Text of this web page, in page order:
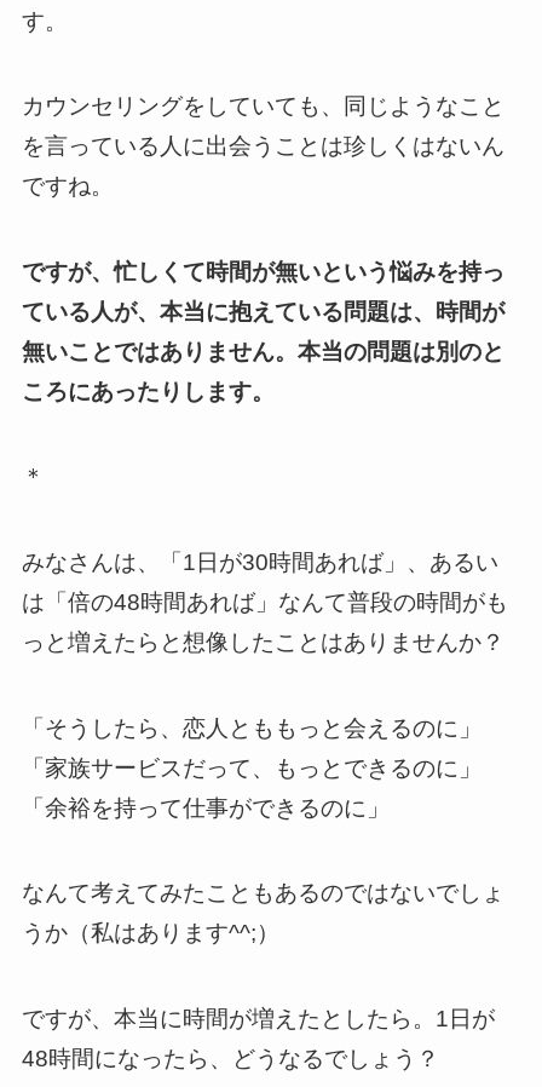
す。
カウンセリングをしていても、同じようなこと
を言っている人に出会うことは珍しくはないん
ですね。
ですが、忙しくて時間が無いという悩みを持っ
ている人が、本当に抱えている問題は、時間が
無いことではありません。本当の問題は別のと
ころにあったりします。
＊
みなさんは、「1日が30時間あれば」、あるい
は「倍の48時間あれば」なんて普段の時間がも
っと増えたらと想像したことはありませんか？
「そうしたら、恋人とももっと会えるのに」
「家族サービスだって、もっとできるのに」
「余裕を持って仕事ができるのに」
なんて考えてみたこともあるのではないでしょ
うか（私はあります^^;）
ですが、本当に時間が増えたとしたら。1日が
48時間になったら、どうなるでしょう？